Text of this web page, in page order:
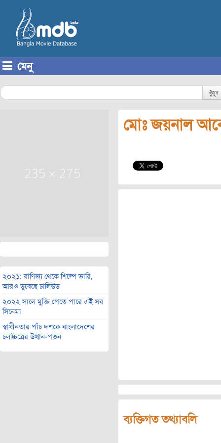
মেনু
খুঁজুন
২০২১: বাণিজ্য থেকে শিল্পে ভারি,
আরও ডুবেছে ঢালিউড
২০২২ সালে মুক্তি পেতে পারে এই সব
সিনেমা
স্বাধীনতার পাঁচ দশকে বাংলাদেশের
চলচ্চিত্রের উত্থান-পতন
মোঃ জয়নাল
ব্যক্তিগত তথ্যাবলি